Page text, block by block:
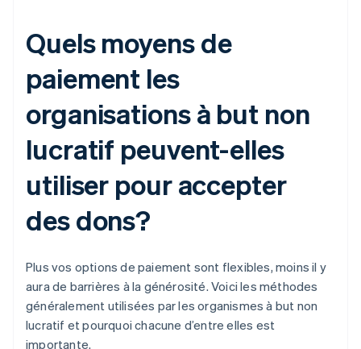
Quels moyens de
paiement les
organisations à but non
lucratif peuvent-elles
utiliser pour accepter
des dons?
Plus vos options de paiement sont flexibles, moins il y
aura de barrières à la générosité. Voici les méthodes
généralement utilisées par les organismes à but non
lucratif et pourquoi chacune d’entre elles est
importante.